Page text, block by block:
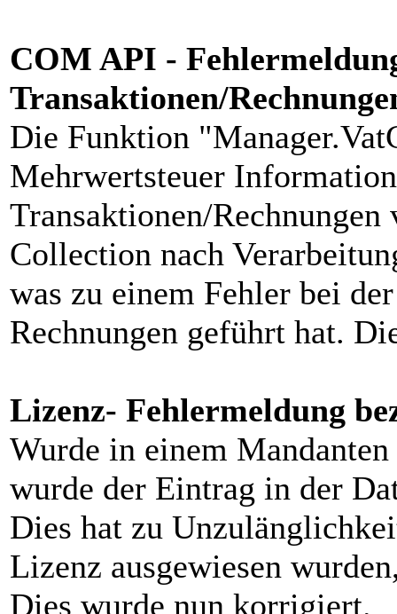
COM API -
Transaktionen/
Die Funktion
Mehrwertsteuer
Transaktionen/
Collection nach
was zu einem Fehler bei
Rechnungen geführt hat.
Lizenz- Fehlermeldung
Wurde in einem
wurde der Eintrag in der
Dies hat zu
Lizenz ausgewiesen
Dies wurde nun korrigiert.